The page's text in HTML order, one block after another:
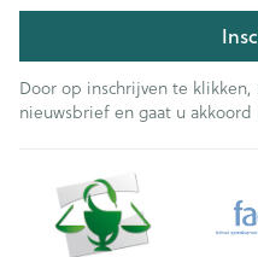
Door op inschrijven te klikken,
nieuwsbrief en gaat u akkoord